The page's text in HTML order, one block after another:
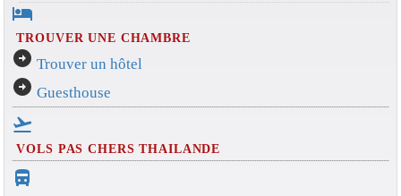
hotel
TROUVER UNE CHAMBRE
arrow_circle_right Trouver un hôtel
arrow_circle_right Guesthouse
flight_takeoff
VOLS PAS CHERS THAILANDE
directions_bus_filled